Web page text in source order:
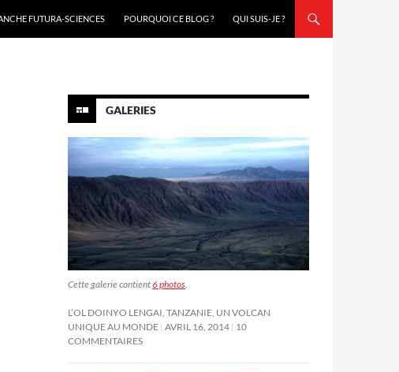
FUTURA-SCIENCES
POURQUOI CE BLOG ? QUI SUIS-JE ?
GALERIES
Cette galerie contient6 photos.
L’OL DOINYO LENGAI, TANZANIE, UN VOLCAN
UNIQUE AU MONDE AVRIL 16, 2014 10
COMMENTAIRES